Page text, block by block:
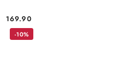
Cena:
169.90
-10%